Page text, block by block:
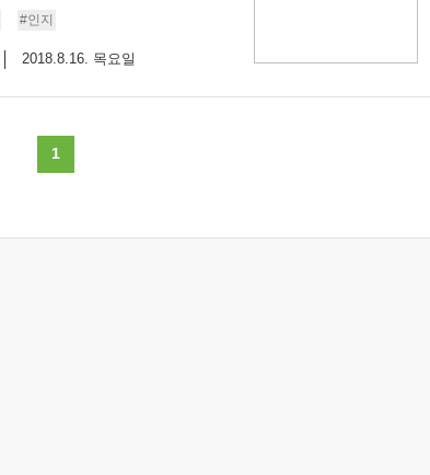
#인지
2018.8.16. 목요일
1
크..